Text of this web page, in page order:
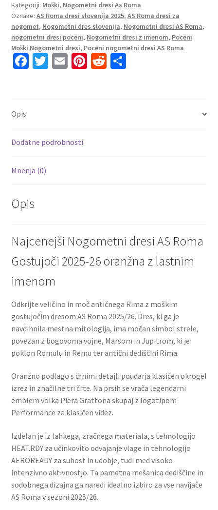
Gostujoči
2025-
26
oranžna
z
lastnim
Kategoriji: Moški, Nogometni dresi As Roma
Oznake: AS Roma dresi slovenija 2025, AS Roma dresi za
nogomet, Nogometni dres slovenija, Nogometni dresi AS Roma,
nogometni dresi poceni, Nogometni dresi z imenom, Poceni
Moški Nogometni dresi, Poceni nogometni dresi AS Roma
Fa
k
T E Pi R S
Opis
Dodatne podrobnosti
Mnenja (0)
Opis
Najcenejši Nogometni dresi AS Roma
Gostujoči 2025-26 oranžna z lastnim
imenom
Odkrijte veličino in moč antičnega Rima z moškim
gostujočim dresom AS Roma 2025/26. Dres, ki ga je
navdihnila mestna mitologija, ima močan simbol strele,
povezan z bogovoma vojne, Marsom in Jupitrom, ki je
poklon Romulu in Remu ter antični dediščini Rima.
Oranžno podlago s črnimi detajli poudarja klasičen okrogel
izrez in značilne tri črte. Na prsih se vrača legendarni
emblem volka Piera Grattona skupaj z logotipom
Performance za klasičen videz.
Izdelan je iz lahkega, zračnega materiala, s tehnologijo
HEAT.RDY za učinkovito odvajanje vlage in tehnologijo
AEROREADY za suhost in udobje, tudi med visoko
intenzivno aktivnostjo. Ta pametna mešanica dediščine in
sodobnega dizajna ga naredi idealno izbiro za vse navijače
AS Roma v sezoni 2025/26.